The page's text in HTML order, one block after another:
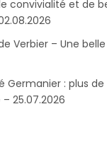
convivialité et de
Verbier – Une
Germanier : plus de
25.07.2026